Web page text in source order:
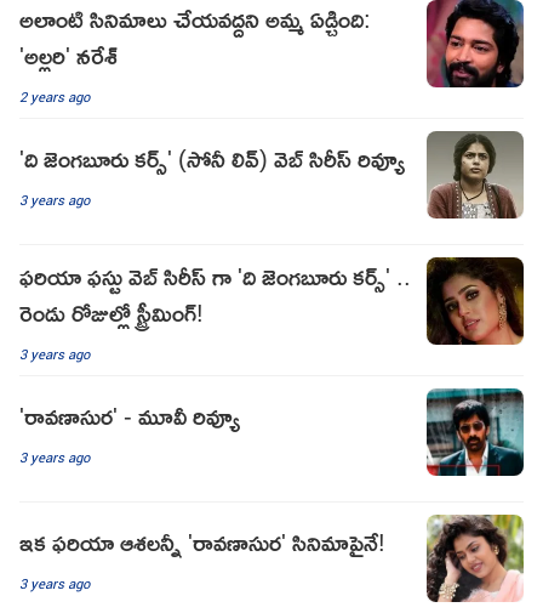
అలాంటి సినిమాలు చేయవద్దని అమ్మ ఏడ్చింది:
'అల్లరి' నరేశ్
2 years ago
'ది జెంగబూరు కర్స్' (సోనీ లివ్) వెబ్ సిరీస్ రివ్యూ
3 years ago
ఫరియా ఫస్టు వెబ్ సిరీస్ గా 'ది జెంగబూరు కర్స్' ..
రెండు రోజుల్లో స్ట్రీమింగ్!
3 years ago
'రావణాసుర' - మూవీ రివ్యూ
3 years ago
ఇక ఫరియా ఆశలన్నీ 'రావణాసుర' సినిమాపైనే!
3 years ago